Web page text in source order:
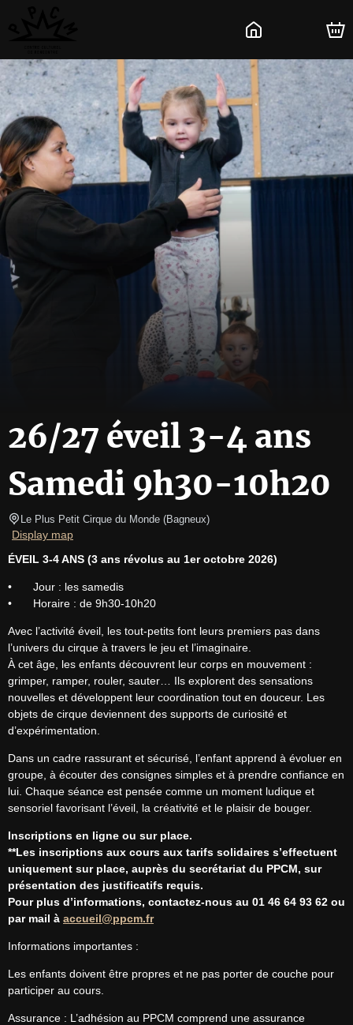
26/27 éveil 3-4 ans
Samedi 9h30-10h20
Le Plus Petit Cirque du Monde (Bagneux)
Display map
ÉVEIL 3-4 ANS (3 ans révolus au 1er octobre 2026)
•	Jour : les samedis
•	Horaire : de 9h30-10h20
Avec l’activité éveil, les tout-petits font leurs premiers pas dans
l’univers du cirque à travers le jeu et l’imaginaire.
À cet âge, les enfants découvrent leur corps en mouvement :
grimper, ramper, rouler, sauter… Ils explorent des sensations
nouvelles et développent leur coordination tout en douceur. Les
objets de cirque deviennent des supports de curiosité et
d’expérimentation.
Dans un cadre rassurant et sécurisé, l’enfant apprend à évoluer en
groupe, à écouter des consignes simples et à prendre confiance en
lui. Chaque séance est pensée comme un moment ludique et
sensoriel favorisant l’éveil, la créativité et le plaisir de bouger.
Inscriptions en ligne ou sur place.
**Les inscriptions aux cours aux tarifs solidaires s’effectuent
uniquement sur place, auprès du secrétariat du PPCM, sur
présentation des justificatifs requis.
Pour plus d’informations, contactez-nous au 01 46 64 93 62 ou
par mail à accueil@ppcm.fr
Informations importantes :
Les enfants doivent être propres et ne pas porter de couche pour
participer au cours.
Assurance : L’adhésion au PPCM comprend une assurance